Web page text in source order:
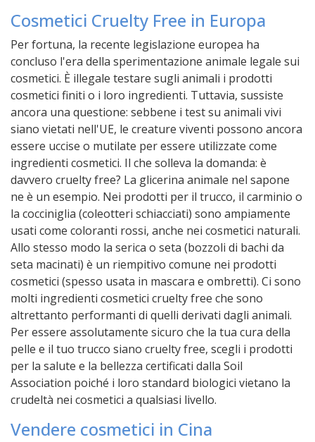
Cosmetici Cruelty Free in Europa
Per fortuna, la recente legislazione europea ha
concluso l'era della sperimentazione animale legale sui
cosmetici. È illegale testare sugli animali i prodotti
cosmetici finiti o i loro ingredienti. Tuttavia, sussiste
ancora una questione: sebbene i test su animali vivi
siano vietati nell'UE, le creature viventi possono ancora
essere uccise o mutilate per essere utilizzate come
ingredienti cosmetici. Il che solleva la domanda: è
davvero cruelty free? La glicerina animale nel sapone
ne è un esempio. Nei prodotti per il trucco, il carminio o
la cocciniglia (coleotteri schiacciati) sono ampiamente
usati come coloranti rossi, anche nei cosmetici naturali.
Allo stesso modo la serica o seta (bozzoli di bachi da
seta macinati) è un riempitivo comune nei prodotti
cosmetici (spesso usata in mascara e ombretti). Ci sono
molti ingredienti cosmetici cruelty free che sono
altrettanto performanti di quelli derivati dagli animali.
Per essere assolutamente sicuro che la tua cura della
pelle e il tuo trucco siano cruelty free, scegli i prodotti
per la salute e la bellezza certificati dalla Soil
Association poiché i loro standard biologici vietano la
crudeltà nei cosmetici a qualsiasi livello.
Vendere cosmetici in Cina